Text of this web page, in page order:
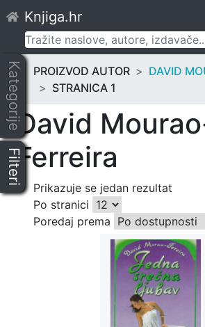
to
content
Knjiga.hr
Pretraži:
Kategorije
Filteri
PROIZVOD AUTOR
DAVID
STRANICA 1
David
Ferreira
Prikazuje se jedan rezultat
Po stranici
Poredaj prema